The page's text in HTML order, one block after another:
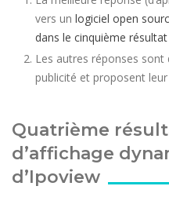
vers un logiciel open
dans le cinquième résultat
Les autres réponses
publicité et proposent
Quatrième
d’affichage
d’Ipoview